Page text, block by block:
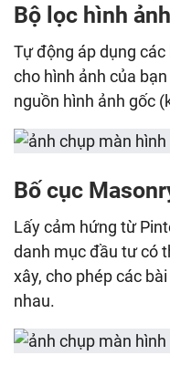
Bộ lọc hình ảnh
Tự động áp dụng các
cho hình ảnh của
nguồn hình ảnh gốc
Bố cục
Lấy cảm hứng từ
danh mục đầu tư có
xây, cho phép các
nhau.